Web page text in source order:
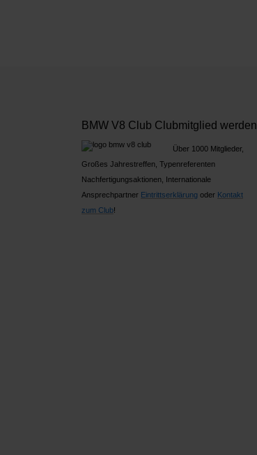
BMW V8 Club Clubmitglied werden
Über 1000 Mitglieder,
Großes Jahrestreffen, Typenreferenten
Nachfertigungsaktionen, Internationale
Ansprechpartner Eintrittserklärung oder Kontakt
zum Club!